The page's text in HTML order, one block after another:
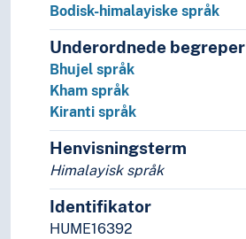
Bodisk-himalayiske språk
Underordnede begreper
Bhujel språk
Kham språk
Kiranti språk
Henvisningsterm
Himalayisk språk
Identifikator
HUME16392